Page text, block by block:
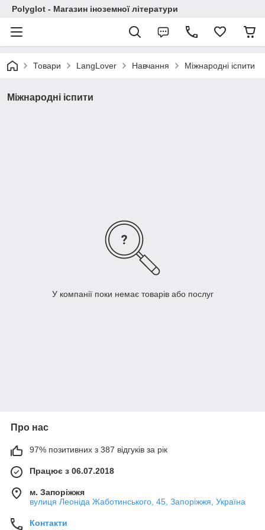
Polyglot - Магазин іноземної літератури
Товари LangLover Навчання Міжнародні іспити
Міжнародні іспити
У компанії поки немає товарів або послуг
Про нас
97% позитивних з 387 відгуків за рік
Працює з 06.07.2018
м. Запоріжжя
вулиця Леоніда Жаботинського, 45, Запоріжжя, Україна
Контакти